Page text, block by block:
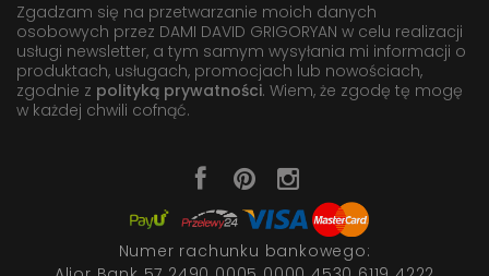
Zgadzam się na przetwarzanie moich danych
osobowych przez DAMI DAVID GRIGORYAN w celu realizacji
usługi newsletter, a tym samym wysyłania mi informacji o
produktach, usługach, promocjach lub nowościach,
zgodnie z polityką prywatności. Wiem, że zgodę tę mogę
w każdej chwili cofnąć.
Numer rachunku bankowego: